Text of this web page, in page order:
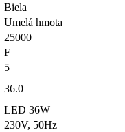
Biela
Umelá hmota
25000
F
5
36.0
LED 36W
230V, 50Hz